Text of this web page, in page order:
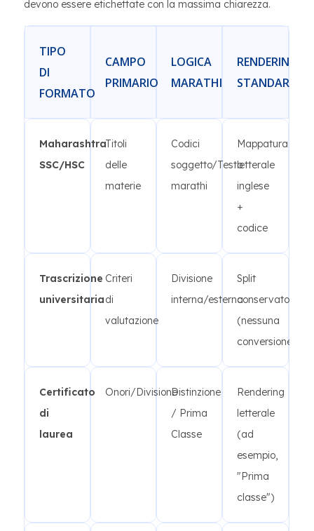
devono essere etichettate con la massima chiarezza.
TIPO
DI
FORMATO
CAMPO
PRIMARIO
LOGICA
MARATHI
RENDERING
Maharashtra
SSC/HSC
Titoli
delle
materie
Codici
soggetto/Testo
marathi
Mappatura
letterale
inglese
+
codice
Trascrizione
universitaria
Criteri
di
valutazione
Divisione
interna/esterna
Split
conservato
(nessuna
conversione)
Certificato
di
laurea
Onori/DivisioneDistinzione
/ Prima
Classe
Rendering
letterale
(ad
esempio,
"Prima
classe")